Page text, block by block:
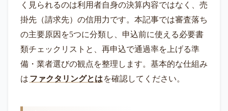
く見られるのは利用者自身の決算内容ではなく、売
掛先（請求先）の信用力です。本記事では審査落ち
の主要原因を5つに分類し、申込前に使える必要書
類チェックリストと、再申込で通過率を上げる準
備・業者選びの観点を整理します。基本的な仕組み
は ファクタリングとは を確認してください。